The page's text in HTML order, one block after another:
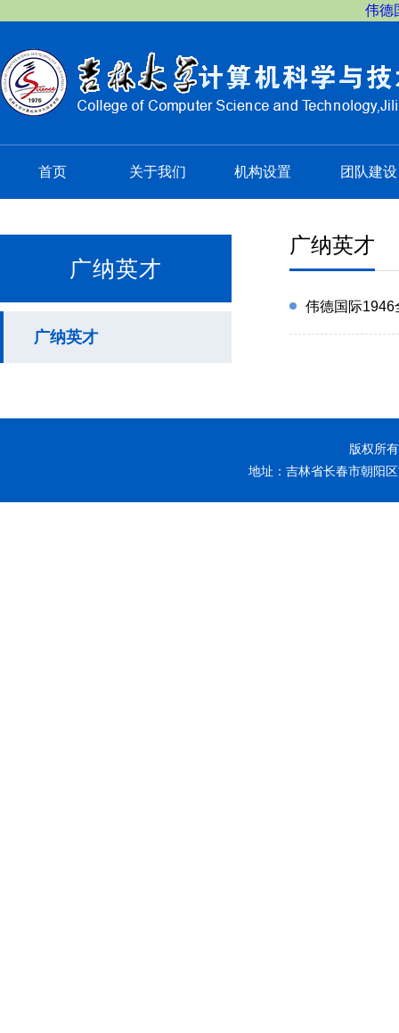
伟德
首页 关于我们 机构设置 团队建设
广纳英才
广纳英才
广纳英才
伟德国际1946
版权所
地址：吉林省长春市朝阳